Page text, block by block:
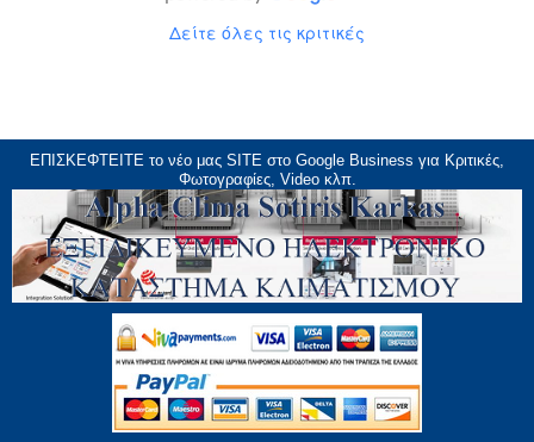
Δείτε όλες τις κριτικές
ΕΠΙΣΚΕΦΤΕΙΤΕ το νέο μας SITE στο Google Business για Κριτικές,
Φωτογραφίες, Video κλπ.